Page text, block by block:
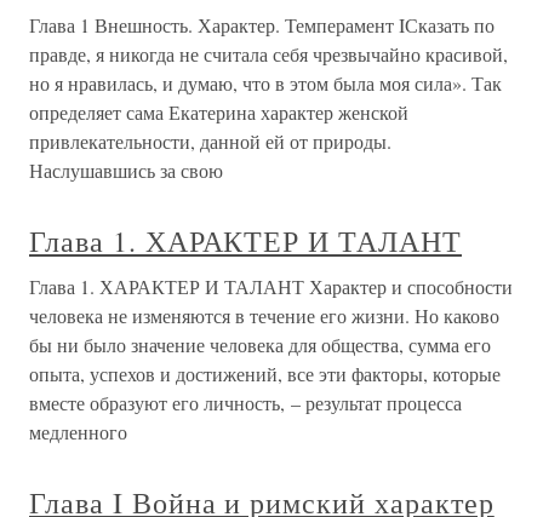
Глава 1 Внешность. Характер. Темперамент IСказать по
правде, я никогда не считала себя чрезвычайно красивой,
но я нравилась, и думаю, что в этом была моя сила». Так
определяет сама Екатерина характер женской
привлекательности, данной ей от природы.
Наслушавшись за свою
Глава 1. ХАРАКТЕР И ТАЛАНТ
Глава 1. ХАРАКТЕР И ТАЛАНТ Характер и способности
человека не изменяются в течение его жизни. Но каково
бы ни было значение человека для общества, сумма его
опыта, успехов и достижений, все эти факторы, которые
вместе образуют его личность, – результат процесса
медленного
Глава I Война и римский характер